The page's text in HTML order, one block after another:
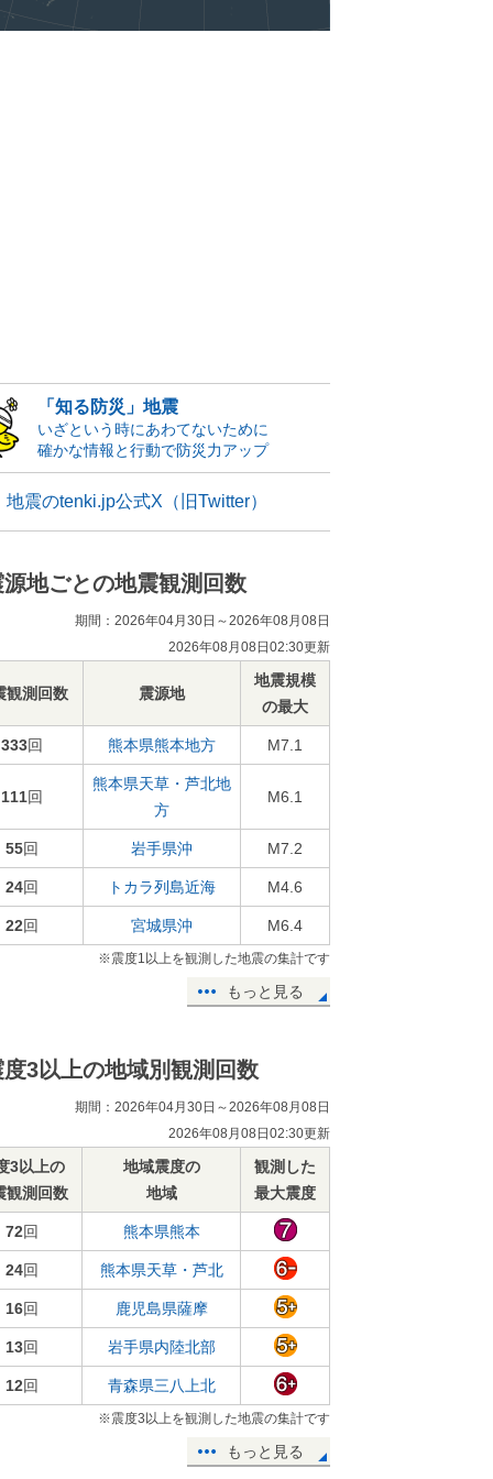
「知る防災」地震
いざという時にあわてないために
確かな情報と行動で防災力アップ
地震のtenki.jp公式X（旧Twitter）
源地ごとの地震観測回数
期間：2026年04月30日～2026年08月08日
2026年08月08日02:30更新
観測回数 震源地
地震規模
の最大
333回 熊本県熊本地方 M7.1
111回
熊本県天草・芦北地
方
M6.1
55回 岩手県沖 M7.2
24回 トカラ列島近海 M4.6
22回 宮城県沖 M6.4
※震度1以上を観測した地震の集計です
もっと見る
度3以上の地域別観測回数
期間：2026年04月30日～2026年08月08日
2026年08月08日02:30更新
3以上の
観測回数
地域震度の
地域
観測した
最大震度
72回 熊本県熊本
24回 熊本県天草・芦北
16回 鹿児島県薩摩
13回 岩手県内陸北部
12回 青森県三八上北
※震度3以上を観測した地震の集計です
もっと見る